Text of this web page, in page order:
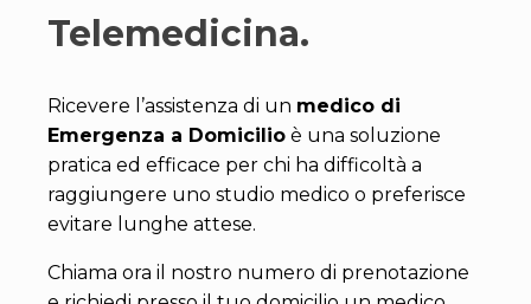
Telemedicina.
Ricevere l’assistenza di un medico di
Emergenza a Domicilio è una soluzione
pratica ed efficace per chi ha difficoltà a
raggiungere uno studio medico o preferisce
evitare lunghe attese.
Chiama ora il nostro numero di prenotazione